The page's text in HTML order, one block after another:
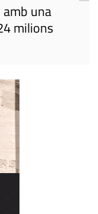
una
milions